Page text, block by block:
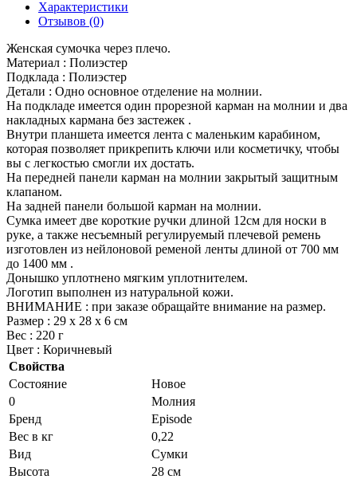
Характеристики
Отзывов (0)
Женская сумочка через плечо.
Материал : Полиэстер
Подклада : Полиэстер
Детали : Одно основное отделение на молнии.
На подкладе имеется один прорезной карман на молнии и два
накладных кармана без застежек .
Внутри планшета имеется лента с маленьким карабином,
которая позволяет прикрепить ключи или косметичку, чтобы
вы с легкостью смогли их достать.
На передней панели карман на молнии закрытый защитным
клапаном.
На задней панели большой карман на молнии.
Сумка имеет две короткие ручки длиной 12см для носки в
руке, а также несъемный регулируемый плечевой ремень
изготовлен из нейлоновой ременой ленты длиной от 700 мм
до 1400 мм .
Донышко уплотнено мягким уплотнителем.
Логотип выполнен из натуральной кожи.
ВНИМАНИЕ : при заказе обращайте внимание на размер.
Размер : 29 х 28 х 6 см
Вес : 220 г
Цвет : Коричневый
Свойства
Состояние
Новое
0
Молния
Бренд
Episode
Вес в кг
0,22
Вид
Сумки
Высота
28 см